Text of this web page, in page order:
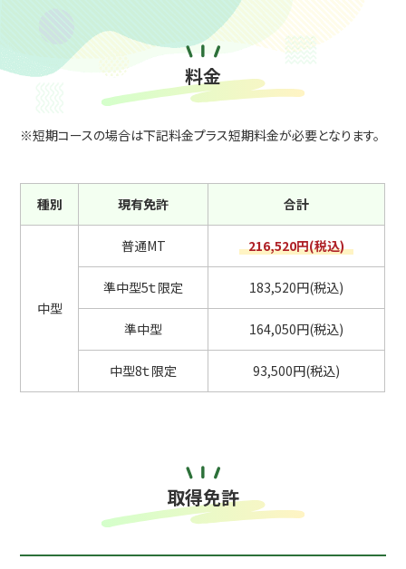
上地自動車学校
公式採用サイト
Youtube
料金
短期コースの場合は下記料金プラス短期料金が必要となります。
種別 現有免許 合計
中型
普通MT 216,520円(税込)
準中型5ｔ限定 183,520円(税込)
準中型 164,050円(税込)
中型8ｔ限定 93,500円(税込)
取得免許